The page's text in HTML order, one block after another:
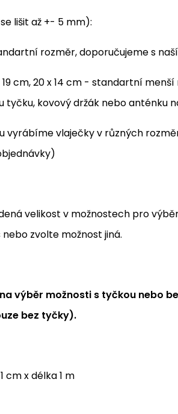
lišit až +- 5 mm):
rozměr, doporučujeme s
19 cm, 20 x 14 cm - standartní
tyčku, kovový držák nebo anténku
vyrábíme vlaječky v různých
velikost v možnostech pro
zvolte možnost jiná.
výběr možnosti s tyčkou nebo
bez tyčky).
cm x délka 1 m